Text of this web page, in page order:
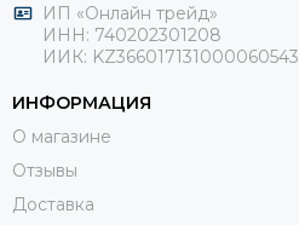
ИП «Онлайн трейд»
ИНН: 740202301208
ИИК: KZ366017131000060543
ИНФОРМАЦИЯ
О магазине
Отзывы
Доставка